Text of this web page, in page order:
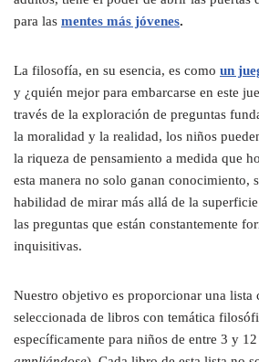
para las mentes más jóvenes.
La filosofía, en su esencia, es como un
y ¿quién mejor para embarcarse en este
través de la exploración de preguntas
la moralidad y la realidad, los niños
la riqueza de pensamiento a medida que
esta manera no solo ganan conocimiento,
habilidad de mirar más allá de la superficie
las preguntas que están constantemente
inquisitivas.
Nuestro objetivo es proporcionar una lista
seleccionada de libros con temática
específicamente para niños de entre 3 y